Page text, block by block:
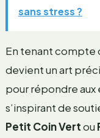
sans stress ?
En tenant compte
devient un art
pour répondre aux
s’inspirant de
Petit Coin Vertou